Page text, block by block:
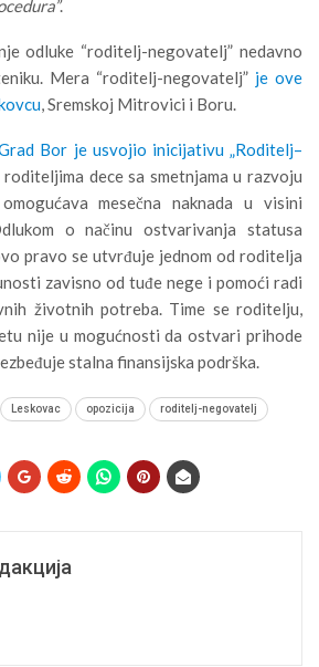
.
odluke “roditelj-negovatelj” nedavno
Mera “roditelj-negovatelj” je ove
, Sremskoj Mitrovici i Boru.
Bor je usvojio inicijativu „Roditelj–
roditeljima dece sa smetnjama u razvoju
mesečna naknada u visini
o načinu ostvarivanja statusa
pravo se utvrđuje jednom od roditelja
zavisno od tuđe nege i pomoći radi
životnih potreba. Time se roditelju,
nije u mogućnosti da ostvari prihode
stalna finansijska podrška.
Leskovac opozicija roditelj-negovatelj